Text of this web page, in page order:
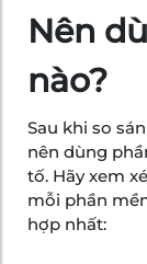
Nên
nào?
Sau khi so
nên dùng
tố. Hãy xem
mỗi phần
hợp nhất: